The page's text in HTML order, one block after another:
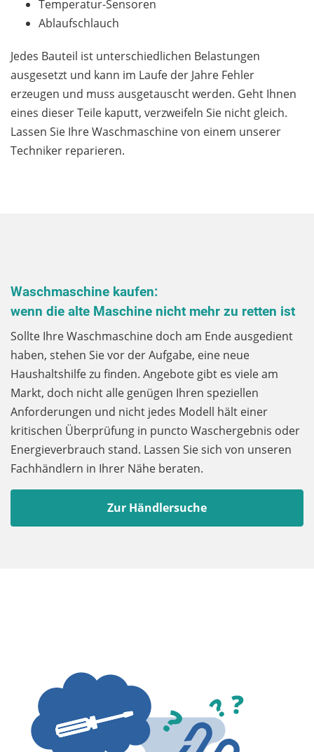
Temperatur-Sensoren
Ablaufschlauch
Jedes Bauteil ist unterschiedlichen Belastungen
ausgesetzt und kann im Laufe der Jahre Fehler
erzeugen und muss ausgetauscht werden. Geht Ihnen
eines dieser Teile kaputt, verzweifeln Sie nicht gleich.
Lassen Sie Ihre Waschmaschine von einem unserer
Techniker reparieren.
Waschmaschine kaufen:
wenn die alte Maschine nicht mehr zu retten ist
Sollte Ihre Waschmaschine doch am Ende ausgedient
haben, stehen Sie vor der Aufgabe, eine neue
Haushaltshilfe zu finden. Angebote gibt es viele am
Markt, doch nicht alle genügen Ihren speziellen
Anforderungen und nicht jedes Modell hält einer
kritischen Überprüfung in puncto Waschergebnis oder
Energieverbrauch stand. Lassen Sie sich von unseren
Fachhändlern in Ihrer Nähe beraten.
Zur Händlersuche